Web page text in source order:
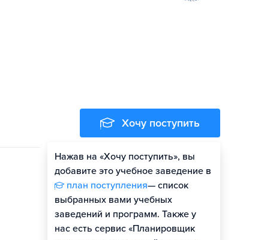
Хочу поступить
Нажав на «Хочу поступить», вы
добавите это учебное заведение в
план поступления— список
выбранных вами учебных
заведений и программ. Также у
нас есть сервис «Планировщик
Оценить шансы